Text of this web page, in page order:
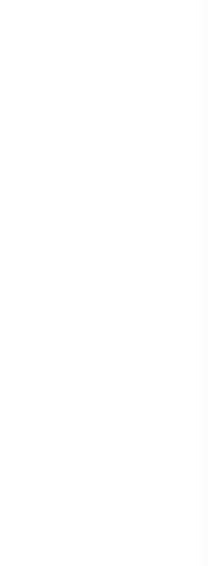
Доставка в